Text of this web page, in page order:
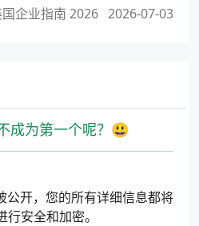
企业指南 2026 2026-07-03
成为第一个呢？😃
公开，您的所有详细信息都将
行安全和加密。